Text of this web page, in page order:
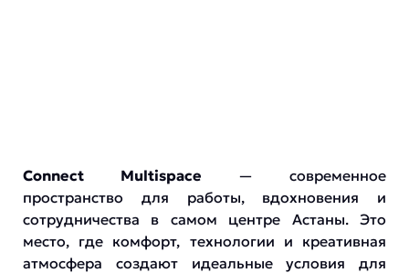
Connect Multispace — современное
пространство для работы, вдохновения и
сотрудничества в самом центре Астаны. Это
место, где комфорт, технологии и креативная
атмосфера создают идеальные условия для